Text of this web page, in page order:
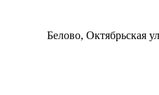
Белово, Октябрьская